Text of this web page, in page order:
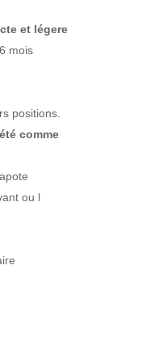
et légere
mois
positions.
comme
ou l